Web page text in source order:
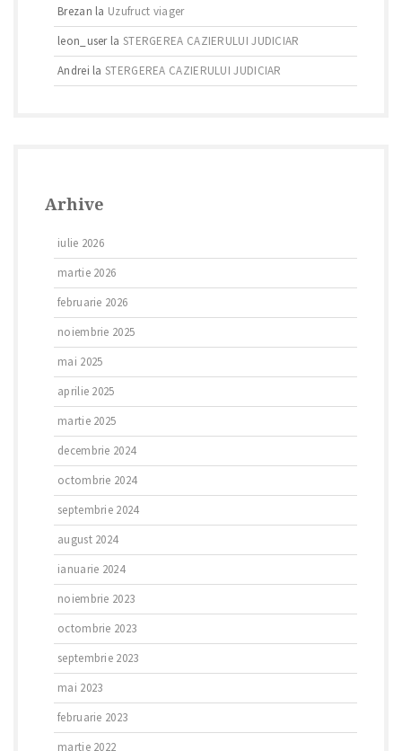
Brezan la Uzufruct viager
leon_userla STERGEREA CAZIERULUI JUDICIAR
Andrei laSTERGEREA CAZIERULUI JUDICIAR
Arhive
iulie 2026
martie 2026
februarie 2026
noiembrie 2025
mai 2025
aprilie 2025
martie 2025
decembrie 2024
octombrie 2024
septembrie 2024
august 2024
ianuarie 2024
noiembrie 2023
octombrie 2023
septembrie 2023
mai 2023
februarie 2023
martie 2022